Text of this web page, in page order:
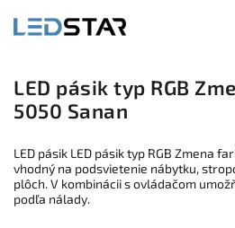
LED pásik typ RGB
5050 Sanan
LED pásik LED pásik typ RGB Zmena
vhodný na podsvietenie nábytku,
plôch. V kombinácii s ovládačom
podľa nálady.